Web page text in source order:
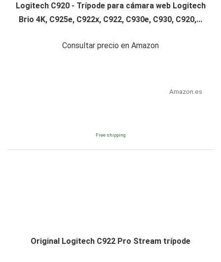
Logitech C920 - Trípode para cámara web Logitech
Brio 4K, C925e, C922x, C922, C930e, C930, C920,...
Consultar precio en Amazon
Amazon.es
Free shipping
Original Logitech C922 Pro Stream trípode